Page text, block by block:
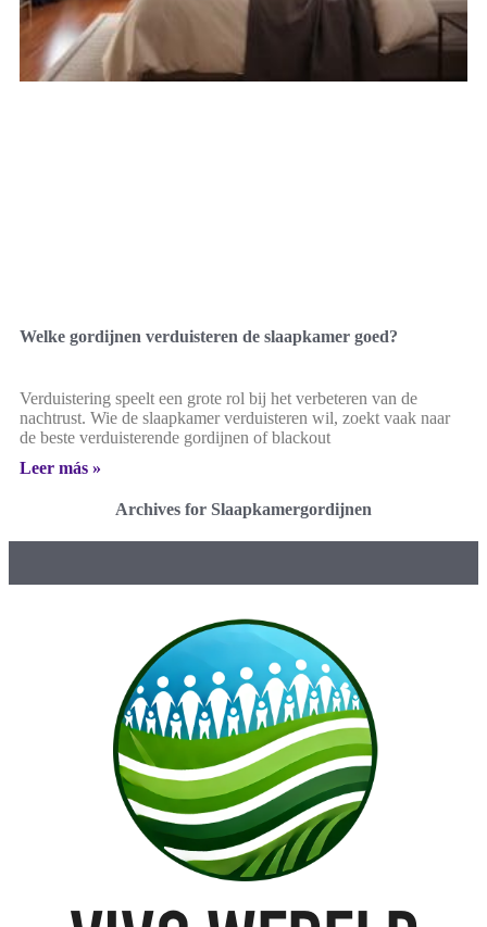
Welke gordijnen verduisteren de slaapkamer goed?
Verduistering speelt een grote rol bij het verbeteren van de
nachtrust. Wie de slaapkamer verduisteren wil, zoekt vaak naar
de beste verduisterende gordijnen of blackout
Leer más »
Archives for Slaapkamergordijnen